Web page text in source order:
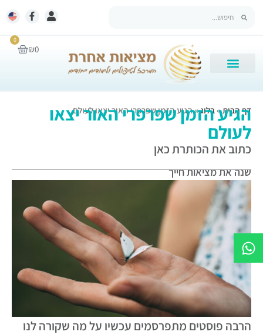
₪0
0
דף הבית»בלוג»הגיע הזמן שפרפרי האור יצאו לעולם
הגיע הזמן שפרפרי האור יצאו
לעולם
כתוב את הכותרת כאן
שנה את מציאות חייך
הרבה פוסטים מתפרסמים עכשיו על מה שקורה לנו